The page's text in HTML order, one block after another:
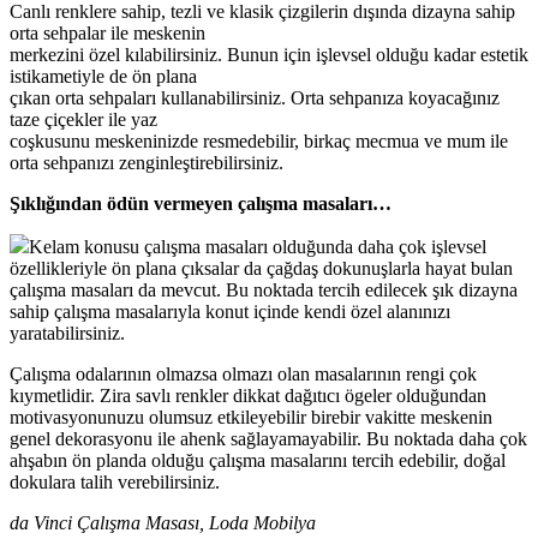
Canlı renklere sahip, tezli ve klasik çizgilerin dışında dizayna sahip
orta sehpalar ile meskenin
merkezini özel kılabilirsiniz. Bunun için işlevsel olduğu kadar estetik
istikametiyle de ön plana
çıkan orta sehpaları kullanabilirsiniz. Orta sehpanıza koyacağınız
taze çiçekler ile yaz
coşkusunu meskeninizde resmedebilir, birkaç mecmua ve mum ile
orta sehpanızı zenginleştirebilirsiniz.
Şıklığından ödün vermeyen çalışma masaları…
Kelam konusu çalışma masaları olduğunda daha çok işlevsel
özellikleriyle ön plana çıksalar da çağdaş dokunuşlarla hayat bulan
çalışma masaları da mevcut. Bu noktada tercih edilecek şık dizayna
sahip çalışma masalarıyla konut içinde kendi özel alanınızı
yaratabilirsiniz.
Çalışma odalarının olmazsa olmazı olan masalarının rengi çok
kıymetlidir. Zira savlı renkler dikkat dağıtıcı ögeler olduğundan
motivasyonunuzu olumsuz etkileyebilir birebir vakitte meskenin
genel dekorasyonu ile ahenk sağlayamayabilir. Bu noktada daha çok
ahşabın ön planda olduğu çalışma masalarını tercih edebilir, doğal
dokulara talih verebilirsiniz.
da Vinci Çalışma Masası, Loda Mobilya